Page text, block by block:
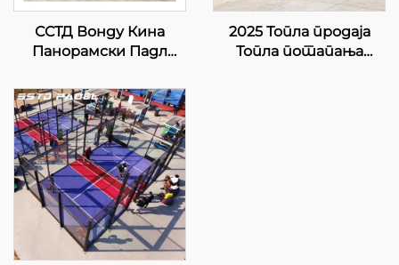
ССТД Вонду Кина
Панорамски Падл
Професионални
Произвођач Класични
Падел Корт
Авансивни Тех за
Падел Клуб 001-2
2025 Топла продаја
Топла потапања